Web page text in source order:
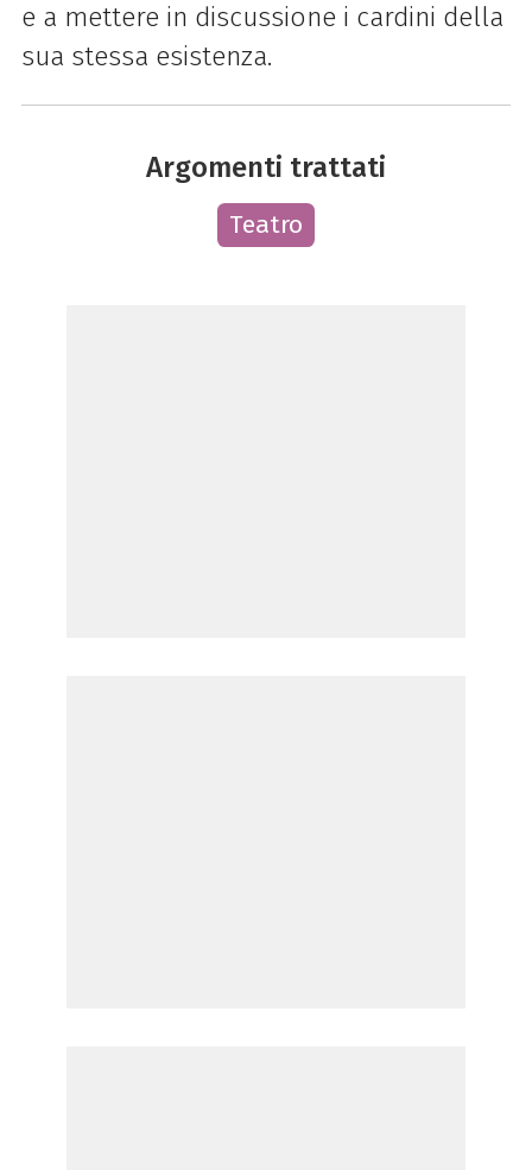
e a mettere in discussione i cardini della
sua stessa esistenza.
Argomenti trattati
Teatro